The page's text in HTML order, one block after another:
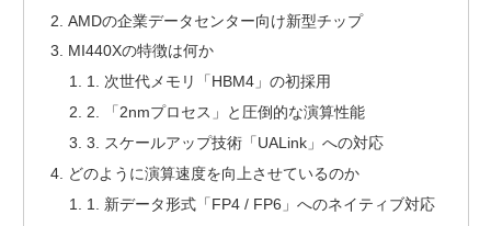
AMDの企業データセンター向け新型チップ
MI440Xの特徴は何か
1. 次世代メモリ「HBM4」の初採用
2. 「2nmプロセス」と圧倒的な演算性能
3. スケールアップ技術「UALink」への対応
どのように演算速度を向上させているのか
1. 新データ形式「FP4 / FP6」へのネイティブ対応